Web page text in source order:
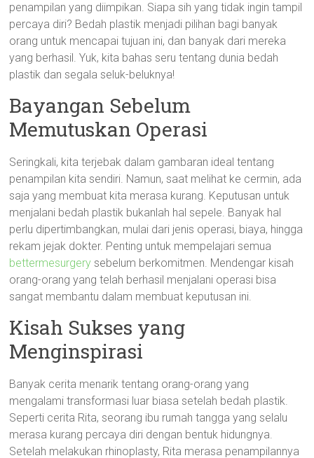
penampilan yang diimpikan. Siapa sih yang tidak ingin tampil
percaya diri? Bedah plastik menjadi pilihan bagi banyak
orang untuk mencapai tujuan ini, dan banyak dari mereka
yang berhasil. Yuk, kita bahas seru tentang dunia bedah
plastik dan segala seluk-beluknya!
Bayangan Sebelum
Memutuskan Operasi
Seringkali, kita terjebak dalam gambaran ideal tentang
penampilan kita sendiri. Namun, saat melihat ke cermin, ada
saja yang membuat kita merasa kurang. Keputusan untuk
menjalani bedah plastik bukanlah hal sepele. Banyak hal
perlu dipertimbangkan, mulai dari jenis operasi, biaya, hingga
rekam jejak dokter. Penting untuk mempelajari semua
bettermesurgery sebelum berkomitmen. Mendengar kisah
orang-orang yang telah berhasil menjalani operasi bisa
sangat membantu dalam membuat keputusan ini.
Kisah Sukses yang
Menginspirasi
Banyak cerita menarik tentang orang-orang yang
mengalami transformasi luar biasa setelah bedah plastik.
Seperti cerita Rita, seorang ibu rumah tangga yang selalu
merasa kurang percaya diri dengan bentuk hidungnya.
Setelah melakukan rhinoplasty, Rita merasa penampilannya